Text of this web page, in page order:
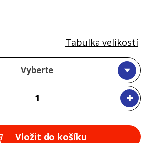
Vyberte
+
Tabulka velikostí
Vložit do košíku